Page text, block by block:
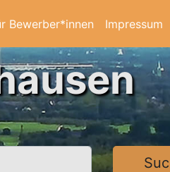
Bewerber*innen Impressum